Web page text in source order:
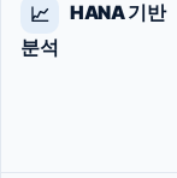
📈
HANA 기반
분석